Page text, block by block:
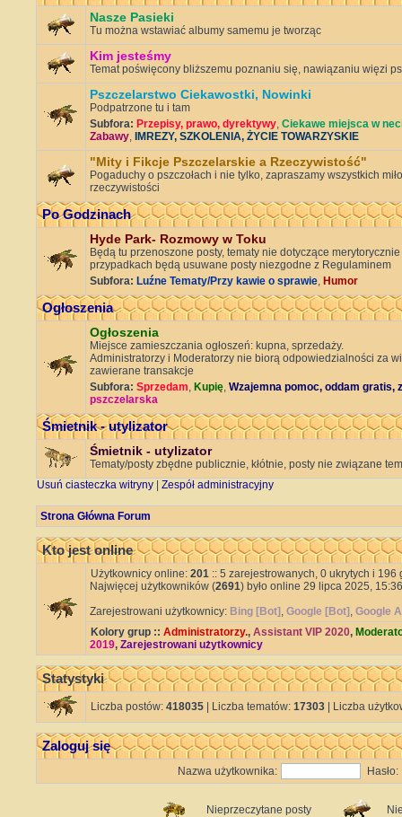
Nasze Pasieki
Tu można wstawiać albumy samemu je tworząc
Kim jesteśmy
Temat poświęcony bliższemu poznaniu się, nawiązaniu więzi
Pszczelarstwo Ciekawostki, Nowinki
Podpatrzone tu i tam
Subfora: Przepisy, prawo, dyrektywy, Ciekawe miejsca w
Zabawy, IMREZY, SZKOLENIA, ŻYCIE TOWARZYSKIE
"Mity i Fikcje Pszczelarskie a Rzeczywistość"
Pogaduchy o pszczołach i nie tylko, zapraszamy wszystkich
rzeczywistości
Po Godzinach
Hyde Park- Rozmowy w Toku
Będą tu przenoszone posty, tematy nie dotyczące
przypadkach będą usuwane posty niezgodne z Regulaminem
Subfora: Luźne Tematy/Przy kawie o sprawie, Humor
Ogłoszenia
Ogłoszenia
Miejsce zamieszczania ogłoszeń: kupna, sprzedaży.
Administratorzy i Moderatorzy nie biorą odpowiedzialności za
zawierane transakcje
Subfora: Sprzedam, Kupię, Wzajemna pomoc, oddam gratis,
pszczelarska
Śmietnik - utylizator
Śmietnik - utylizator
Tematy/posty zbędne publicznie, kłótnie, posty nie związane
Usuń ciasteczka witryny
Zespół administracyjny
Strona Główna Forum
Kto jest online
Użytkownicy online: 201 :: 5 zarejestrowanych, 0 ukrytych i
Najwięcej użytkowników (2691) było online 29 lipca 2025,
Zarejestrowani użytkownicy: Bing [Bot] , Google [Bot] , Google
Kolory grup :: Administratorzy., Assistant VIP 2020,
2019, Zarejestrowani użytkownicy
Statystyki
Liczba postów: 418035 | Liczba tematów: 17303 | Liczba
Zaloguj się
Nazwa użytkownika: Hasło:
Nieprzeczytane posty